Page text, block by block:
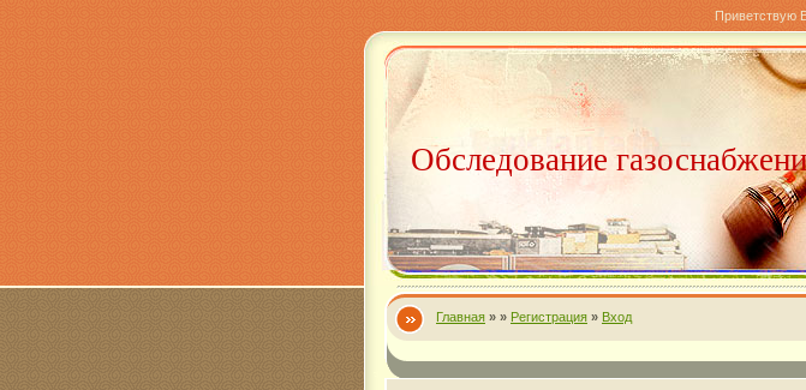
Приветствую
Обследование
Главная » » Регистрация » Вход